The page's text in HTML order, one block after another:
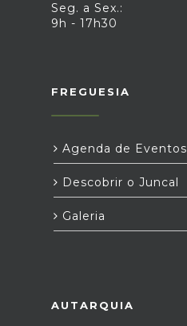
Seg. a Sex.:
9h - 17h30
FREGUESIA
Agenda de Eventos
Descobrir o Juncal
Galeria
AUTARQUIA